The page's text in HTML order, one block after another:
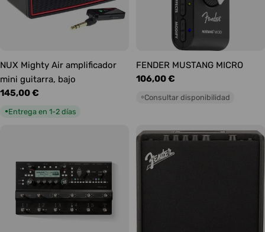
NUX Mighty Air amplificador
mini guitarra, bajo
Precio
145,00 €
●Entrega en 1-2 días
FENDER MUSTANG MICRO
Precio
106,00 €
○Consultar disponibilidad